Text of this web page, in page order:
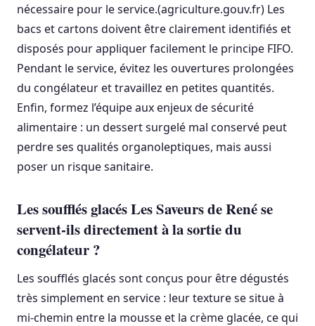
nécessaire pour le service.(agriculture.gouv.fr) Les
bacs et cartons doivent être clairement identifiés et
disposés pour appliquer facilement le principe FIFO.
Pendant le service, évitez les ouvertures prolongées
du congélateur et travaillez en petites quantités.
Enfin, formez l’équipe aux enjeux de sécurité
alimentaire : un dessert surgelé mal conservé peut
perdre ses qualités organoleptiques, mais aussi
poser un risque sanitaire.
Les soufflés glacés Les Saveurs de René se
servent-ils directement à la sortie du
congélateur ?
Les soufflés glacés sont conçus pour être dégustés
très simplement en service : leur texture se situe à
mi-chemin entre la mousse et la crème glacée, ce qui